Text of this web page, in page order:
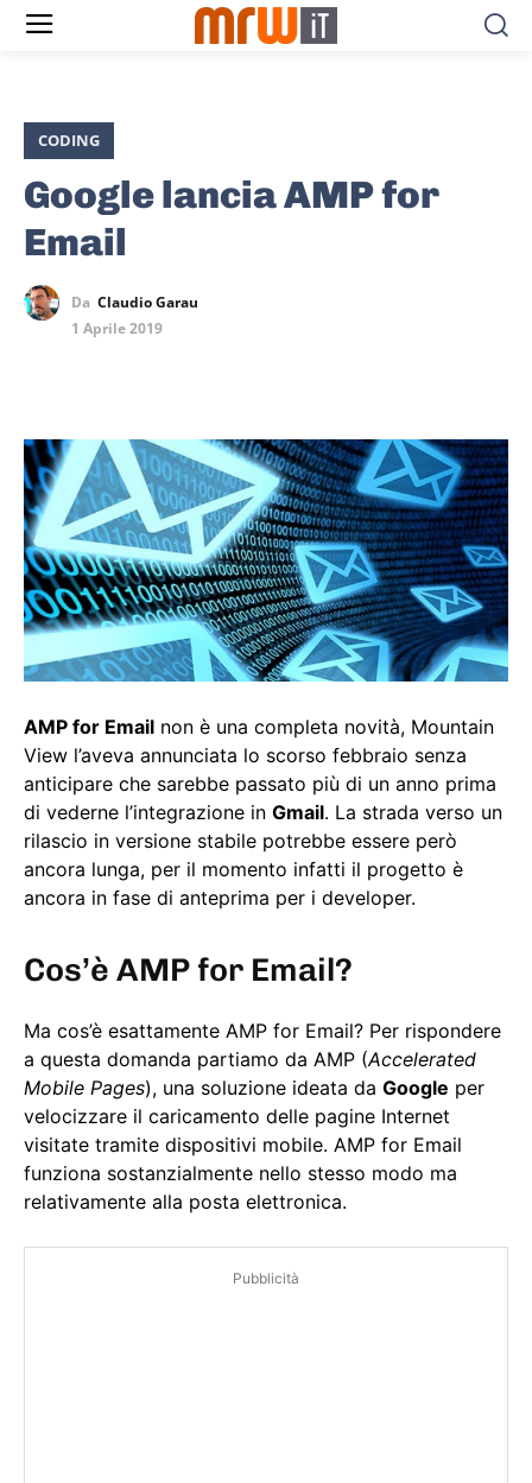
CODING
Google lancia AMP for
Email
Da Claudio Garau
1 Aprile 2019
AMP for Email non è una completa novità, Mountain
View l’aveva annunciata lo scorso febbraio senza
anticipare che sarebbe passato più di un anno prima
di vederne l’integrazione in Gmail. La strada verso un
rilascio in versione stabile potrebbe essere però
ancora lunga, per il momento infatti il progetto è
ancora in fase di anteprima per i developer.
Cos’è AMP for Email?
Ma cos’è esattamente AMP for Email? Per rispondere
a questa domanda partiamo da AMP (Accelerated
Mobile Pages), una soluzione ideata da Google per
velocizzare il caricamento delle pagine Internet
visitate tramite dispositivi mobile. AMP for Email
funziona sostanzialmente nello stesso modo ma
relativamente alla posta elettronica.
Pubblicità